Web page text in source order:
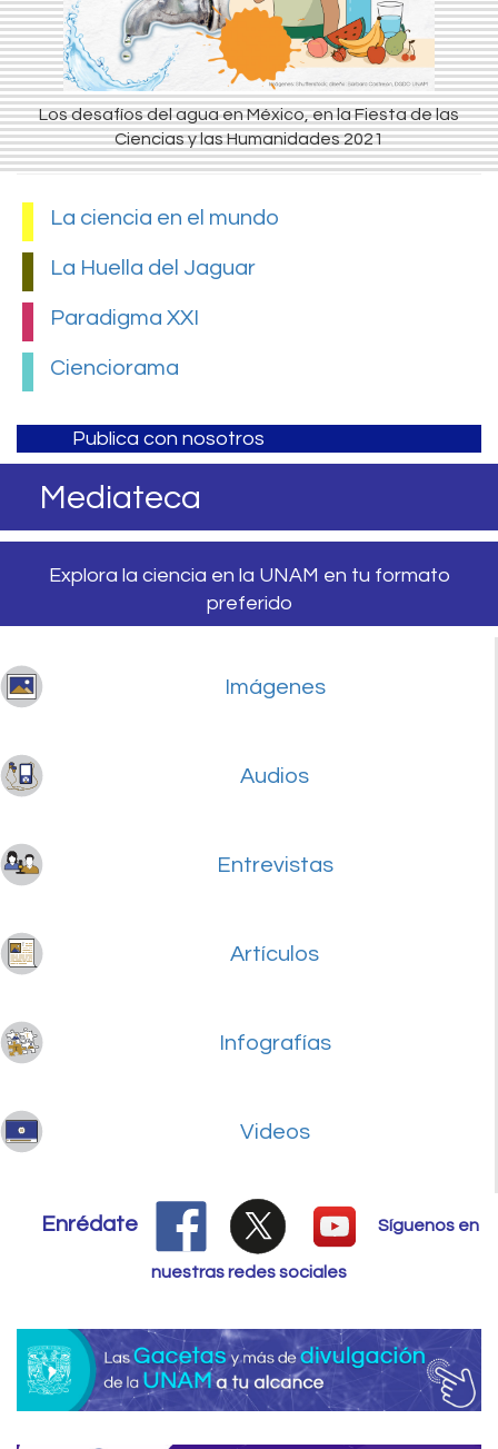
Los desafíos del agua en México, en la Fiesta de las
Ciencias y las Humanidades 2021
La ciencia en el mundo
La Huella del Jaguar
Paradigma XXI
Cienciorama
Publica con nosotros
Mediateca
Explora la ciencia en la UNAM en tu formato
preferido
Imágenes
Audios
Entrevistas
Artículos
Infografías
Videos
Enrédate Síguenos en
nuestras redes sociales